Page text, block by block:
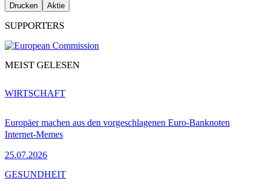
Drucken Aktie
SUPPORTERS
MEIST GELESEN
Europäer machen aus den vorgeschlagenen Euro-Banknoten
Internet-Memes
25.07.2026
WIRTSCHAFT
GESUNDHEIT